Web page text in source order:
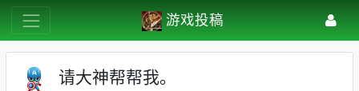
游戏投稿
请大神帮帮我。